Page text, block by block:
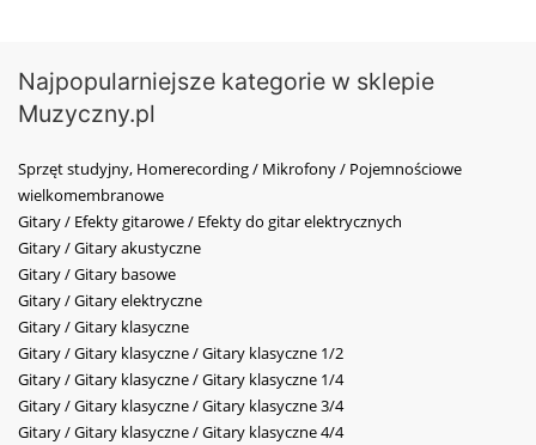
Najpopularniejsze kategorie w sklepie
Muzyczny.pl
Sprzęt studyjny, Homerecording / Mikrofony / Pojemnościowe
wielkomembranowe
Gitary / Efekty gitarowe / Efekty do gitar elektrycznych
Gitary / Gitary akustyczne
Gitary / Gitary basowe
Gitary / Gitary elektryczne
Gitary / Gitary klasyczne
Gitary / Gitary klasyczne / Gitary klasyczne 1/2
Gitary / Gitary klasyczne / Gitary klasyczne 1/4
Gitary / Gitary klasyczne / Gitary klasyczne 3/4
Gitary / Gitary klasyczne / Gitary klasyczne 4/4